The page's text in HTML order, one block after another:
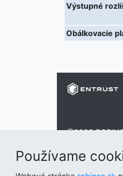
Výstupné
Obálkovacie
@2026
Používame